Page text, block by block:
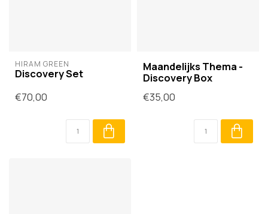
HIRAM GREEN
Discovery Set
€70,00
Maandelijks Thema -
Discovery Box
€35,00